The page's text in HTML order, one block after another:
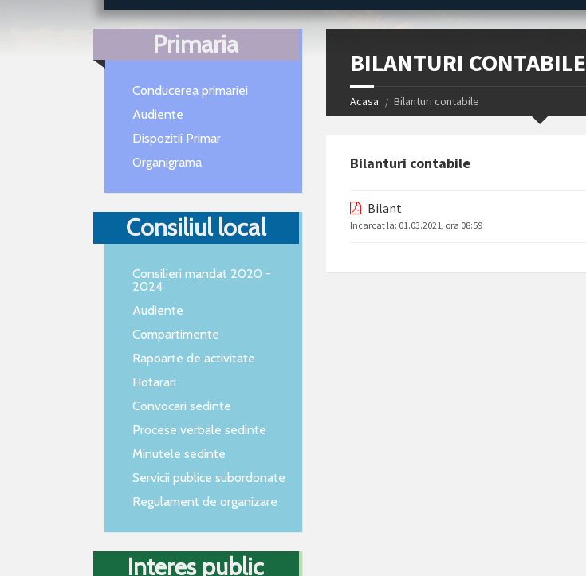
BILANTURI CONTABILE
Acasa Bilanturi contabile
Bilanturi contabile
Bilant
Incarcat la: 01.03.2021, ora 08:59
Primaria
Conducerea primariei
Audiente
Dispozitii Primar
Organigrama
Consiliul local
Consilieri mandat 2020 -
2024
Audiente
Compartimente
Rapoarte de activitate
Hotarari
Convocari sedinte
Procese verbale sedinte
Minutele sedinte
Servicii publice subordonate
Regulament de organizare
Interes public